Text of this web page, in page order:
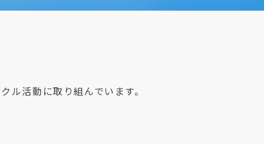
活動に取り組んでいます。